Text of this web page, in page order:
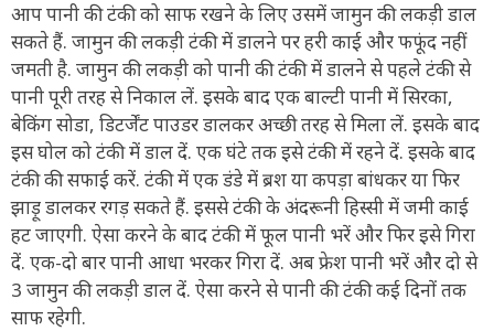
आप पानी की टंकी को साफ रखने के लिए उसमें जामुन की लकड़ी डाल
सकते हैं. जामुन की लकड़ी टंकी में डालने पर हरी काई और फफूंद नहीं
जमती है. जामुन की लकड़ी को पानी की टंकी में डालने से पहले टंकी से
पानी पूरी तरह से निकाल लें. इसके बाद एक बाल्टी पानी में सिरका,
बेकिंग सोडा, डिटर्जेंट पाउडर डालकर अच्छी तरह से मिला लें. इसके बाद
इस घोल को टंकी में डाल दें. एक घंटे तक इसे टंकी में रहने दें. इसके बाद
टंकी की सफाई करें. टंकी में एक डंडे में ब्रश या कपड़ा बांधकर या फिर
झाड़ू डालकर रगड़ सकते हैं. इससे टंकी के अंदरूनी हिस्सी में जमी काई
हट जाएगी. ऐसा करने के बाद टंकी में फूल पानी भरें और फिर इसे गिरा
दें. एक-दो बार पानी आधा भरकर गिरा दें. अब फ्रेश पानी भरें और दो से
3 जामुन की लकड़ी डाल दें. ऐसा करने से पानी की टंकी कई दिनों तक
साफ रहेगी.